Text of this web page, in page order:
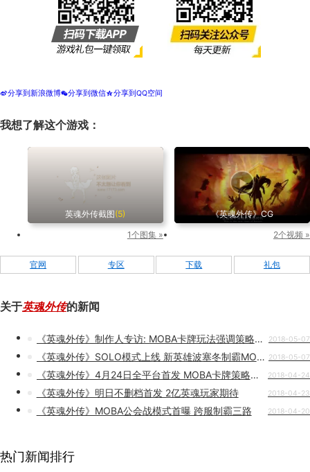
t分享到新浪微博w分享到微信z分享到QQ空间
我想了解这个游戏：
英魂外传截图(5)
1个图集 »
《英魂外传》CG
2个视频 »
官网 专区 下载 礼包
关于英魂外传的新闻
《英魂外传》制作人专访: MOBA卡牌玩法强调策略 阵容不存在绝对碾压 2018-05-07
《英魂外传》SOLO模式上线 新英雄波塞冬制霸MOBA 2018-05-07
《英魂外传》4月24日全平台首发 MOBA卡牌策略竞技 2018-04-24
《英魂外传》明日不删档首发 2亿英魂玩家期待 2018-04-23
《英魂外传》MOBA公会战模式首曝 跨服制霸三路 2018-04-20
热门新闻排行